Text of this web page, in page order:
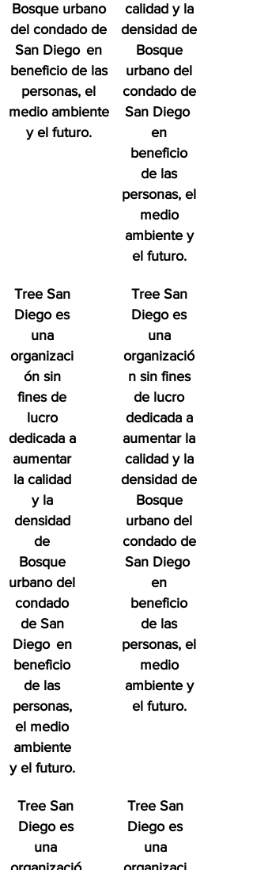
Bosque urbano
del condado de
San Diego en
beneficio de las
personas, el
medio ambiente
y el futuro.
Tree San
Diego es
una
organizaci
ón sin
fines de
lucro
dedicada a
aumentar
la calidad
y la
densidad
de
Bosque
urbano del
condado
de San
Diego en
beneficio
de las
personas,
el medio
ambiente
y el futuro.
Tree San
Diego es
una
calidad y la
densidad de
Bosque
urbano del
condado de
San Diego
en
beneficio
de las
personas, el
medio
ambiente y
el futuro.
Tree San
Diego es
una
organizació
n sin fines
de lucro
dedicada a
aumentar la
calidad y la
densidad de
Bosque
urbano del
condado de
San Diego
en
beneficio
de las
personas, el
medio
ambiente y
el futuro.
Tree San
Diego es
una